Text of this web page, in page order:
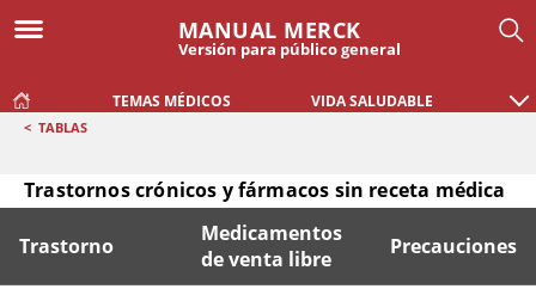
MANUAL MERCK
Versión para público general
TEMAS MÉDICOS VIDA SALUDABLE
< TABLAS
Trastornos crónicos y fármacos sin receta médica
Trastorno
Medicamentos
de venta libre
Precauciones